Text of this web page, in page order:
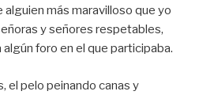
alguien más maravilloso que yo
y señores respetables,
foro en el que participaba.
el pelo peinando canas y